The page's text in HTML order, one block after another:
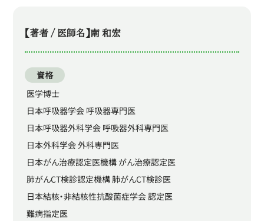
【著者 / 医師名】南 和宏
資格
医学博士
日本呼吸器学会 呼吸器専門医
日本呼吸器外科学会 呼吸器外科専門医
日本外科学会 外科専門医
日本がん治療認定医機構 がん治療認定医
肺がんCT検診認定機構 肺がんCT検診医
日本結核・非結核性抗酸菌症学会 認定医
難病指定医